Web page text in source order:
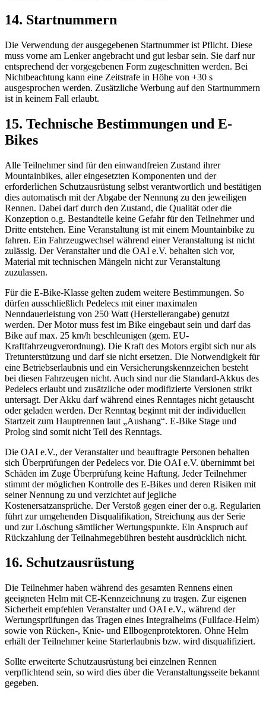
14. Startnummern
Die Verwendung der ausgegebenen Startnummer ist Pflicht. Diese
muss vorne am Lenker angebracht und gut lesbar sein. Sie darf nur
entsprechend der vorgegebenen Form zugeschnitten werden. Bei
Nichtbeachtung kann eine Zeitstrafe in Höhe von +30 s
ausgesprochen werden. Zusätzliche Werbung auf den Startnummern
ist in keinem Fall erlaubt.
15. Technische Bestimmungen und E-
Bikes
Alle Teilnehmer sind für den einwandfreien Zustand ihrer
Mountainbikes, aller eingesetzten Komponenten und der
erforderlichen Schutzausrüstung selbst verantwortlich und bestätigen
dies automatisch mit der Abgabe der Nennung zu den jeweiligen
Rennen. Dabei darf durch den Zustand, die Qualität oder die
Konzeption o.g. Bestandteile keine Gefahr für den Teilnehmer und
Dritte entstehen. Eine Veranstaltung ist mit einem Mountainbike zu
fahren. Ein Fahrzeugwechsel während einer Veranstaltung ist nicht
zulässig. Der Veranstalter und die OAI e.V. behalten sich vor,
Material mit technischen Mängeln nicht zur Veranstaltung
zuzulassen.
Für die E-Bike-Klasse gelten zudem weitere Bestimmungen. So
dürfen ausschließlich Pedelecs mit einer maximalen
Nenndauerleistung von 250 Watt (Herstellerangabe) genutzt
werden. Der Motor muss fest im Bike eingebaut sein und darf das
Bike auf max. 25 km/h beschleunigen (gem. EU-
Kraftfahrzeugverordnung). Die Kraft des Motors ergibt sich nur als
Tretunterstützung und darf sie nicht ersetzen. Die Notwendigkeit für
eine Betriebserlaubnis und ein Versicherungskennzeichen besteht
bei diesen Fahrzeugen nicht. Auch sind nur die Standard-Akkus des
Pedelecs erlaubt und zusätzliche oder modifizierte Versionen strikt
untersagt. Der Akku darf während eines Renntages nicht getauscht
oder geladen werden. Der Renntag beginnt mit der individuellen
Startzeit zum Hauptrennen laut „Aushang“. E-Bike Stage und
Prolog sind somit nicht Teil des Renntags.
Die OAI e.V., der Veranstalter und beauftragte Personen behalten
sich Überprüfungen der Pedelecs vor. Die OAI e.V. übernimmt bei
Schäden im Zuge Überprüfung keine Haftung. Jeder Teilnehmer
stimmt der möglichen Kontrolle des E-Bikes und deren Risiken mit
seiner Nennung zu und verzichtet auf jegliche
Kostenersatzansprüche. Der Verstoß gegen einer der o.g. Regularien
führt zur umgehenden Disqualifikation, Streichung aus der Serie
und zur Löschung sämtlicher Wertungspunkte. Ein Anspruch auf
Rückzahlung der Teilnahmegebühren besteht ausdrücklich nicht.
16. Schutzausrüstung
Die Teilnehmer haben während des gesamten Rennens einen
geeigneten Helm mit CE-Kennzeichnung zu tragen. Zur eigenen
Sicherheit empfehlen Veranstalter und OAI e.V., während der
Wertungsprüfungen das Tragen eines Integralhelms (Fullface-Helm)
sowie von Rücken-, Knie- und Ellbogenprotektoren. Ohne Helm
erhält der Teilnehmer keine Starterlaubnis bzw. wird disqualifiziert.
Sollte erweiterte Schutzausrüstung bei einzelnen Rennen
verpflichtend sein, so wird dies über die Veranstaltungsseite bekannt
gegeben.